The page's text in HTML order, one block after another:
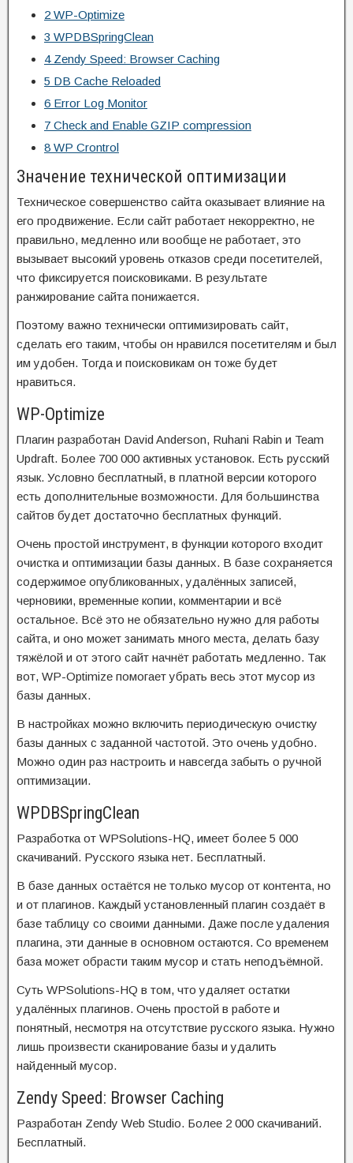
2 WP-Optimize
3 WPDBSpringClean
4Zendy Speed: Browser Caching
5 DB Cache Reloaded
6 Error Log Monitor
7 Check and Enable GZIP compression
8 WP Crontrol
Значение технической оптимизации
Техническое совершенство сайта оказывает влияние на
его продвижение. Если сайт работает некорректно, не
правильно, медленно или вообще не работает, это
вызывает высокий уровень отказов среди посетителей,
что фиксируется поисковиками. В результате
ранжирование сайта понижается.
Поэтому важно технически оптимизировать сайт,
сделать его таким, чтобы он нравился посетителям и был
им удобен. Тогда и поисковикам он тоже будет
нравиться.
WP-Optimize
Плагин разработан David Anderson, Ruhani Rabin и Team
Updraft. Более 700 000 активных установок. Есть русский
язык. Условно бесплатный, в платной версии которого
есть дополнительные возможности. Для большинства
сайтов будет достаточно бесплатных функций.
Очень простой инструмент, в функции которого входит
очистка и оптимизации базы данных. В базе сохраняется
содержимое опубликованных, удалённых записей,
черновики, временные копии, комментарии и всё
остальное. Всё это не обязательно нужно для работы
сайта, и оно может занимать много места, делать базу
тяжёлой и от этого сайт начнёт работать медленно. Так
вот, WP-Optimize помогает убрать весь этот мусор из
базы данных.
В настройках можно включить периодическую очистку
базы данных с заданной частотой. Это очень удобно.
Можно один раз настроить и навсегда забыть о ручной
оптимизации.
WPDBSpringClean
Разработка от WPSolutions-HQ, имеет более 5 000
скачиваний. Русского языка нет. Бесплатный.
В базе данных остаётся не только мусор от контента, но
и от плагинов. Каждый установленный плагин создаёт в
базе таблицу со своими данными. Даже после удаления
плагина, эти данные в основном остаются. Со временем
база может обрасти таким мусор и стать неподъёмной.
Суть WPSolutions-HQ в том, что удаляет остатки
удалённых плагинов. Очень простой в работе и
понятный, несмотря на отсутствие русского языка. Нужно
лишь произвести сканирование базы и удалить
найденный мусор.
Zendy Speed: Browser Caching
Разработан Zendy Web Studio. Более 2 000 скачиваний.
Бесплатный.